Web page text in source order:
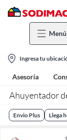
Menú
location-
icon
Ingresa tu
Asesoría
Ahuyentador
Envio Plus Llega